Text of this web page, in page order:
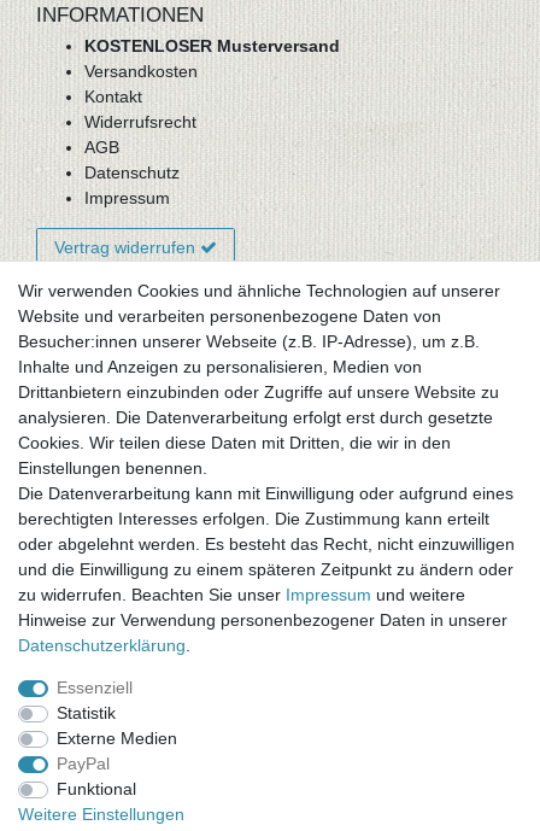
INFORMATIONEN
KOSTENLOSER Musterversand
Versandkosten
Kontakt
Widerrufsrecht
AGB
Datenschutz
Impressum
Vertrag widerrufen
Newsletter-Anmeldung
FAQ / Fragen
Mein Warenkorb
Mein Merkzettel
Mein Konto
UNSER LADENGESCHÄFT
Gottlieb-Daimler-Str. 10
33334 Gütersloh
ÖFFNUNGSZEITEN
Montag - Dienstag: 8.00 - 18.00 Uhr, Mittwoch Ruhetag,
Donnerstag: 8.00 - 18.00 Uhr, Freitag 8.00 - 14.00 Uhr
KUNDENSERVICE
Telefon: (05241) 403 22 38
E-Mail: info@stoffamstueck.de
Alle Preise inklusive gesetzlicher Mehrwertsteuer und
Wir verwenden Cookies und ähnliche Technologien auf unserer
Website und verarbeiten personenbezogene Daten von
Besucher:innen unserer Webseite (z.B. IP-Adresse), um z.B.
Inhalte und Anzeigen zu personalisieren, Medien von
Drittanbietern einzubinden oder Zugriffe auf unsere Website zu
analysieren. Die Datenverarbeitung erfolgt erst durch gesetzte
Cookies. Wir teilen diese Daten mit Dritten, die wir in den
Einstellungen benennen.
Die Datenverarbeitung kann mit Einwilligung oder aufgrund eines
berechtigten Interesses erfolgen. Die Zustimmung kann erteilt
oder abgelehnt werden. Es besteht das Recht, nicht einzuwilligen
und die Einwilligung zu einem späteren Zeitpunkt zu ändern oder
zu widerrufen. Beachten Sie unser Impressum und weitere
Hinweise zur Verwendung personenbezogener Daten in unserer
Daten­schutz­erklärung
Essenziell
Statistik
Externe Medien
PayPal
Funktional
Weitere Einstellungen